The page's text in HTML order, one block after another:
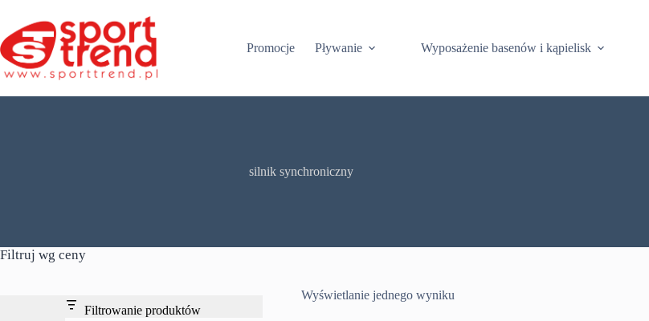
treści
Promocje
Pływanie Wyposażenie basenów i kąpielisk
silnik synchroniczny
Wyświetlanie jednego wyniku
Filtruj wg ceny
Filtrowanie produktów